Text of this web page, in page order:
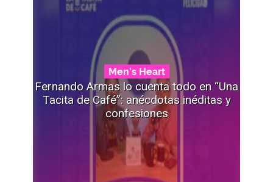
Men's Heart
Fernando Armas lo cuenta todo en “Una
Tacita de Café”: anécdotas inéditas y
confesiones